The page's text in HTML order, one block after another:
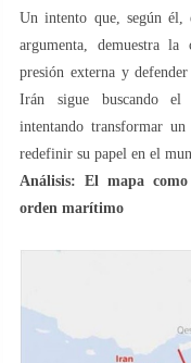
Un intento que, según él,
argumenta, demuestra
presión externa y
Irán sigue buscando el
intentando transformar
redefinir su papel en el
Análisis: El mapa
orden marítimo